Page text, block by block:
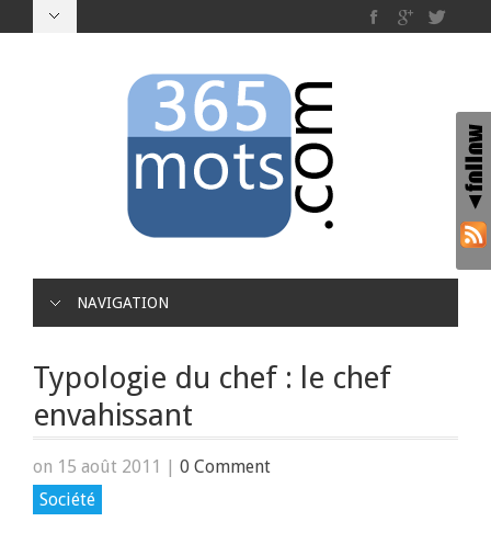
NAVIGATION
Typologie du chef : le chef
envahissant
on 15 août 2011 | 0 Comment
Société